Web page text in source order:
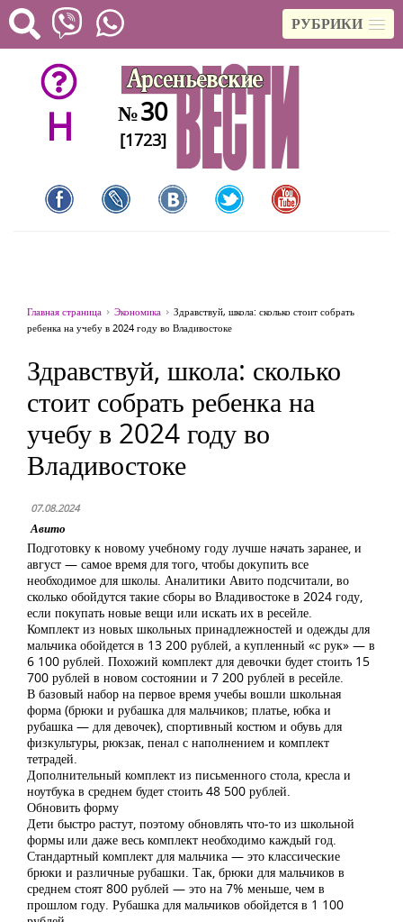
РУБРИКИ
H №30
[1723]
Главная страница Экономика
Здравствуй, школа: сколько стоит собрать
ребенка на учебу в 2024 году во Владивостоке
Здравствуй, школа: сколько
стоит собрать ребенка на
учебу в 2024 году во
Владивостоке
07.08.2024
Авито
Подготовку к новому учебному году лучше начать заранее, и
август — самое время для того, чтобы докупить все
необходимое для школы. Аналитики Авито подсчитали, во
сколько обойдутся такие сборы во Владивостоке в 2024 году,
если покупать новые вещи или искать их в ресейле.
Комплект из новых школьных принадлежностей и одежды для
мальчика обойдется в 13 200 рублей, а купленный «с рук» — в
6 100 рублей. Похожий комплект для девочки будет стоить 15
700 рублей в новом состоянии и 7 200 рублей в ресейле.
В базовый набор на первое время учебы вошли школьная
форма (брюки и рубашка для мальчиков; платье, юбка и
рубашка — для девочек), спортивный костюм и обувь для
физкультуры, рюкзак, пенал с наполнением и комплект
тетрадей.
Дополнительный комплект из письменного стола, кресла и
ноутбука в среднем будет стоить 48 500 рублей.
Обновить форму
Дети быстро растут, поэтому обновлять что-то из школьной
формы или даже весь комплект необходимо каждый год.
Стандартный комплект для мальчика — это классические
брюки и различные рубашки. Так, брюки для мальчиков в
среднем стоят 800 рублей — это на 7% меньше, чем в
прошлом году. Рубашка для мальчиков обойдется в 1 100